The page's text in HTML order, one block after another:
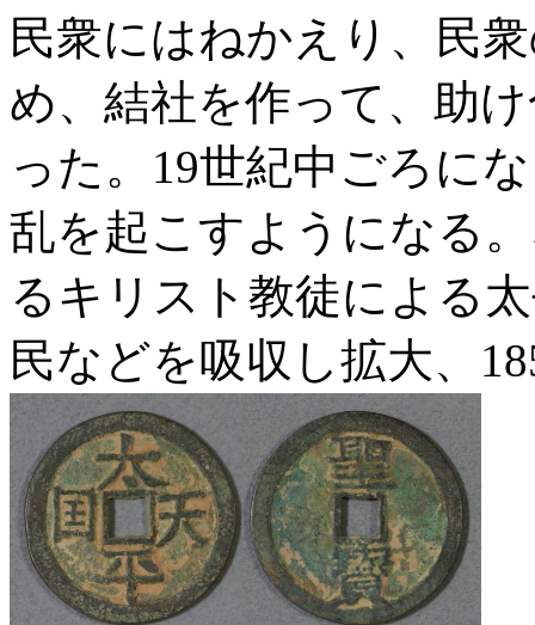
民衆にはねかえり、民
め、結社を作って、助
った。19世紀中ごろに
乱を起こすようになる
るキリスト教徒による
民などを吸収し拡大、